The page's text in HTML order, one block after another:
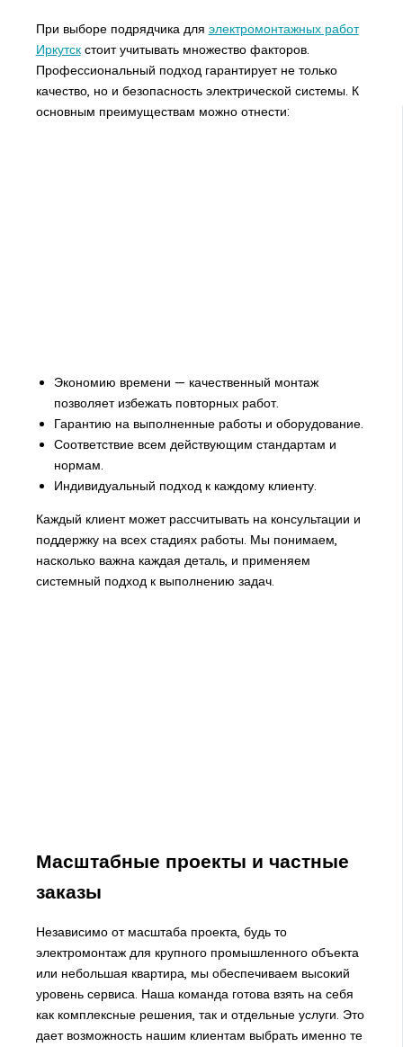
При выборе подрядчика для электромонтажных работ
Иркутскстоит учитывать множество факторов.
Профессиональный подход гарантирует не только
качество, но и безопасность электрической системы. К
основным преимуществам можно отнести:
Экономию времени — качественный монтаж
позволяет избежать повторных работ.
Гарантию на выполненные работы и оборудование.
Соответствие всем действующим стандартам и
нормам.
Индивидуальный подход к каждому клиенту.
Каждый клиент может рассчитывать на консультации и
поддержку на всех стадиях работы. Мы понимаем,
насколько важна каждая деталь, и применяем
системный подход к выполнению задач.
Масштабные проекты и частные
заказы
Независимо от масштаба проекта, будь то
электромонтаж для крупного промышленного объекта
или небольшая квартира, мы обеспечиваем высокий
уровень сервиса. Наша команда готова взять на себя
как комплексные решения, так и отдельные услуги. Это
дает возможность нашим клиентам выбрать именно те